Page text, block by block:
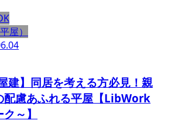
屋）
建】同居を考える方必見！親
配慮あふれる平屋【LibWork
～】